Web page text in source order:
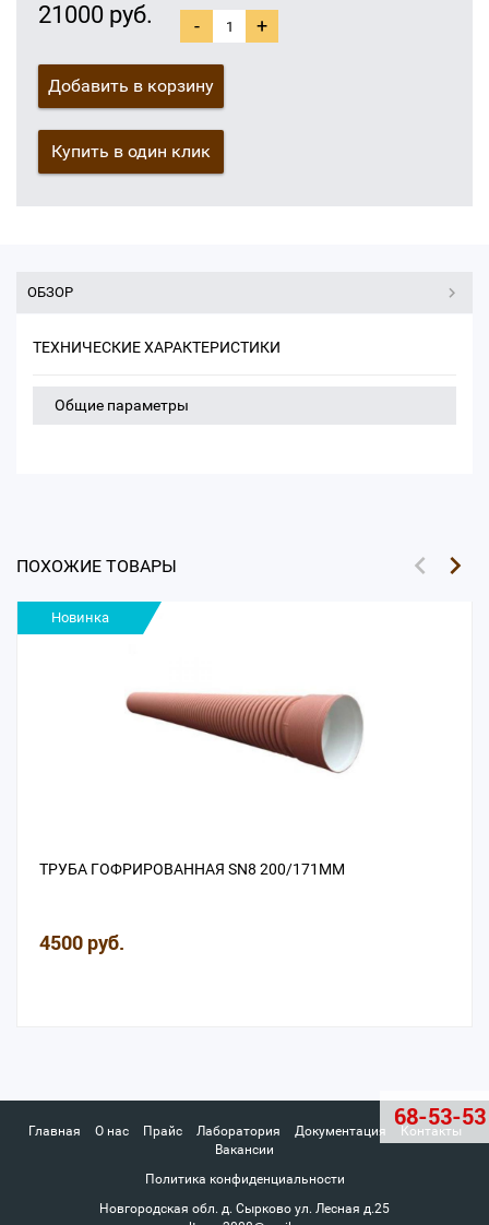
21000 руб. - +
Добавить в корзину
Купить в один клик
ОБЗОР
ТЕХНИЧЕСКИЕ ХАРАКТЕРИСТИКИ
Общие параметры
ПОХОЖИЕ ТОВАРЫ
ТРУБА ГОФРИРОВАННАЯ SN8 200/171ММ
4500 руб.
Новинка
Главная О нас Прайс Лаборатория Документация
Контакты
Вакансии
Политика конфиденциальности
Новгородская обл. д. Сырково ул. Лесная д.25
68-53-53